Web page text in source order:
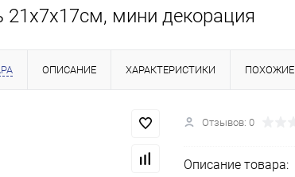
21х7х17см, мини декорация
ОПИСАНИЕ ХАРАКТЕРИСТИКИ
Отзывов: 0
Описание товара: